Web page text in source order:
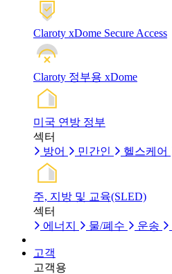
Claroty xDome Secure Access
Claroty 정부용 xDome
미국 연방 정부
섹터
방어
민간인 헬스케어
주, 지방 및 교육(SLED)
섹터
에너지
물/폐수 운송
고객
고객용